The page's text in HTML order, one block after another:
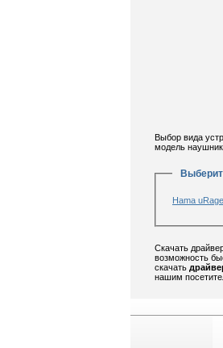
Выбор вида
модель
Hama
Скачать
возможность
скачать
нашим